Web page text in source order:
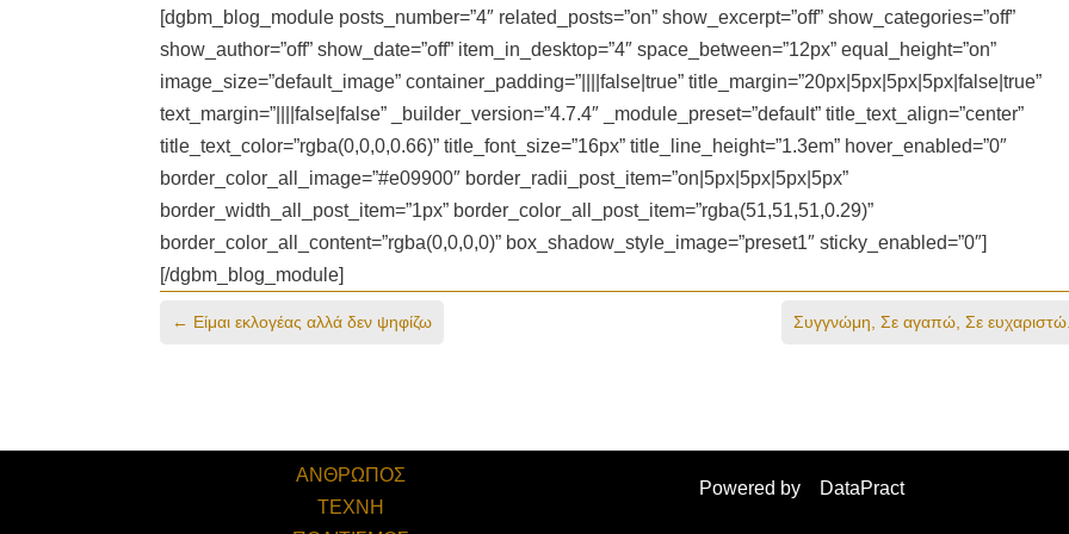
[dgbm_blog_module posts_number=”4″ related_posts=”on” show_excerpt=”off” show_categories=”off”
show_author=”off” show_date=”off” item_in_desktop=”4″ space_between=”12px” equal_height=”on”
image_size=”default_image” container_padding=”||||false|true” title_margin=”20px|5px|5px|5px|false|true”
text_margin=”||||false|false” _builder_version=”4.7.4″ _module_preset=”default” title_text_align=”center”
title_text_color=”rgba(0,0,0,0.66)” title_font_size=”16px” title_line_height=”1.3em” hover_enabled=”0″
border_color_all_image=”#e09900″ border_radii_post_item=”on|5px|5px|5px|5px”
border_width_all_post_item=”1px” border_color_all_post_item=”rgba(51,51,51,0.29)”
border_color_all_content=”rgba(0,0,0,0)” box_shadow_style_image=”preset1″ sticky_enabled=”0″]
[/dgbm_blog_module]
← Είμαι εκλογέας αλλά δεν ψηφίζω Συγγνώμη, Σε αγαπώ, Σε ευχαριστώ.
ΑΝΘΡΩΠΟΣ
ΤΕΧΝΗ
Powered by DataPract